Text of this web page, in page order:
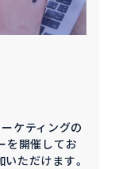
ケティングの
を開催してお
ただけます。